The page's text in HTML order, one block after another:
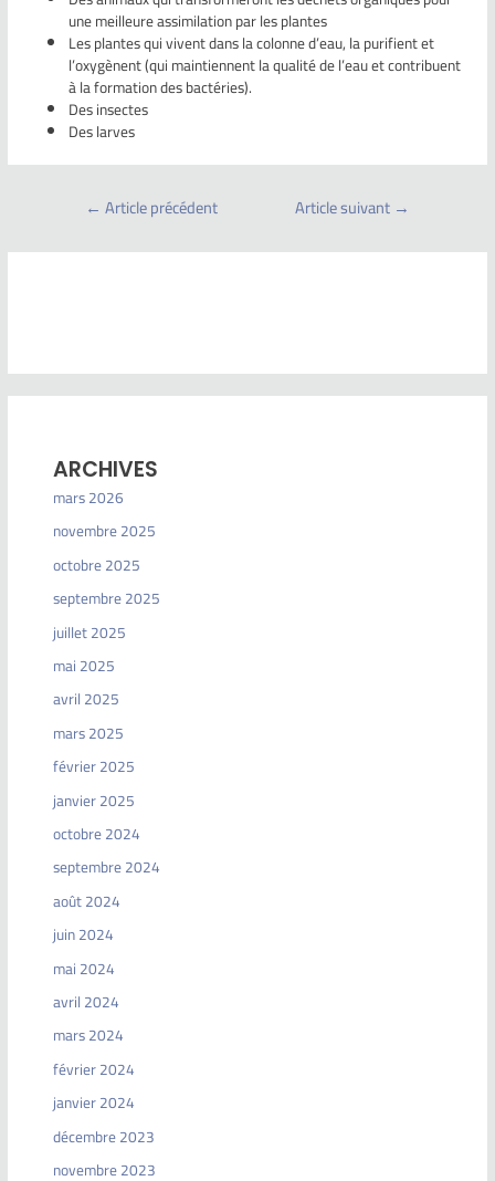
une meilleure assimilation par les plantes
Les plantes qui vivent dans la colonne d’eau, la purifient et
l’oxygènent (qui maintiennent la qualité de l’eau et contribuent
à la formation des bactéries).
Des insectes
Des larves
← Article précédent Article suivant →
ARCHIVES
mars 2026
novembre 2025
octobre 2025
septembre 2025
juillet 2025
mai 2025
avril 2025
mars 2025
février 2025
janvier 2025
octobre 2024
septembre 2024
août 2024
juin 2024
mai 2024
avril 2024
mars 2024
février 2024
janvier 2024
décembre 2023
novembre 2023